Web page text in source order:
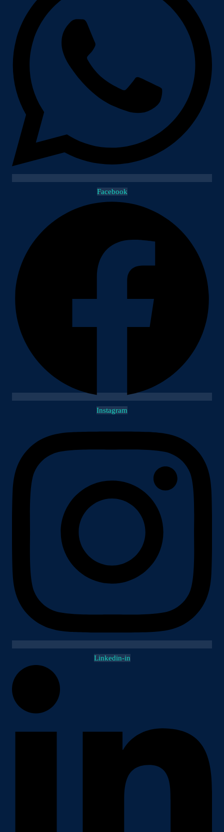
Facebook
Instagram
Linkedin-in